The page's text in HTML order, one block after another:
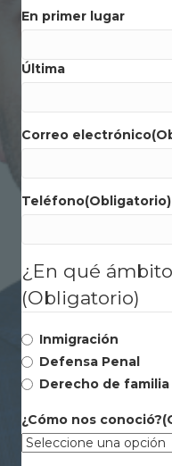
En primer lugar
Última
Correo electrónico
Teléfono(Obligatorio)
¿En qué
(Obligatorio)
Inmigración
Defensa Penal
Derecho de familia
¿Cómo nos conoció?